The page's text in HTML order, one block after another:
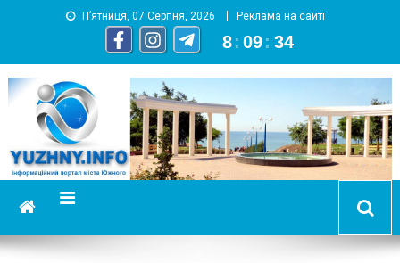
П’ятниця, 07 Серпня, 2026 Реклама на сайті
8 : 09 : 34
YUZHNY.INFO
информационный портал города Южный